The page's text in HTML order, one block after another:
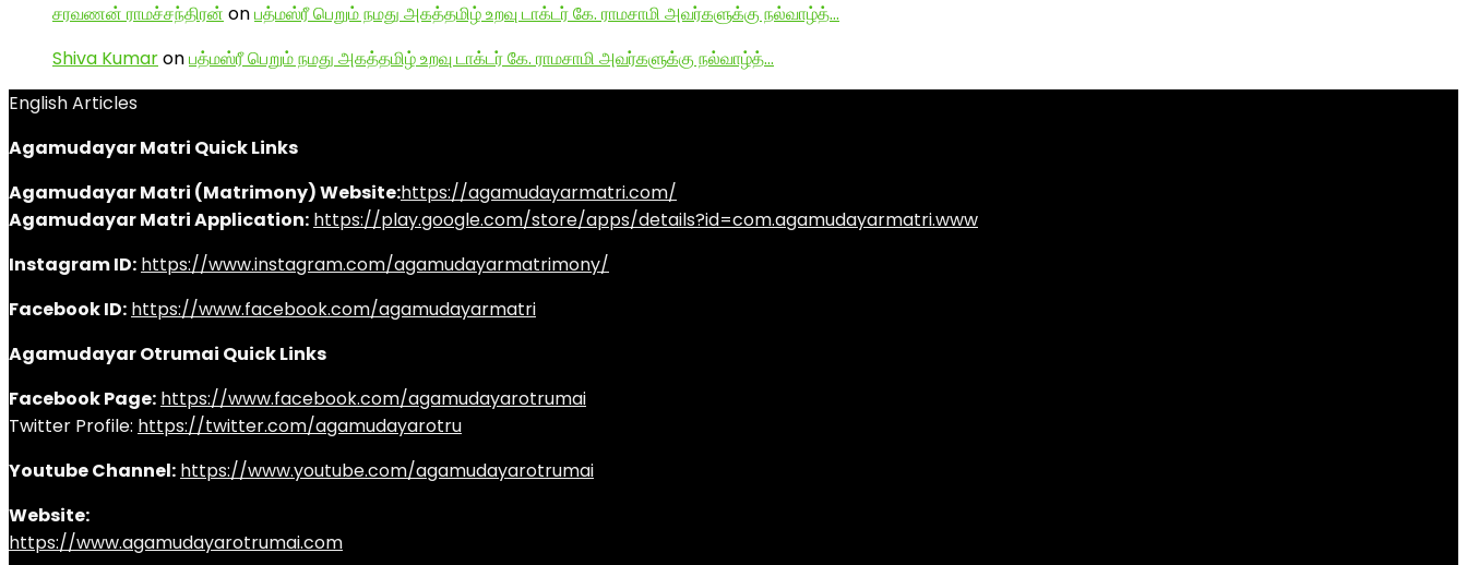
சரவணன் ராமச்சந்திரன் onபத்மஸ்ரீ பெறும் நமது அகத்தமிழ் உறவு டாக்டர் கே. ராமசாமி அவர்களுக்கு நல்வாழ்த்…
Shiva Kumaronபத்மஸ்ரீ பெறும் நமது அகத்தமிழ் உறவு டாக்டர் கே. ராமசாமி அவர்களுக்கு நல்வாழ்த்…
English Articles
Agamudayar Matri Quick Links
Agamudayar Matri (Matrimony) Website:https://agamudayarmatri.com/
Agamudayar Matri Application: https://play.google.com/store/apps/details?id=com.agamudayarmatri.www
Instagram ID: https://www.instagram.com/agamudayarmatrimony/
Facebook ID: https://www.facebook.com/agamudayarmatri
Agamudayar Otrumai Quick Links
Facebook Page: https://www.facebook.com/agamudayarotrumai
Twitter Profile: https://twitter.com/agamudayarotru
Youtube Channel: https://www.youtube.com/agamudayarotrumai
Website:
https://www.agamudayarotrumai.com